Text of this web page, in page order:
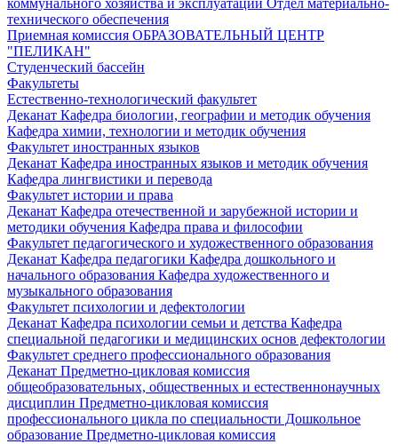
технического обеспечения
Приемная комиссия ОБРАЗОВАТЕЛЬНЫЙ ЦЕНТР
"ПЕЛИКАН"
Студенческий бассейн
Факультеты
Естественно-технологический факультет
Деканат Кафедра биологии, географии и методик обучения
Кафедра химии, технологии и методик обучения
Факультет иностранных языков
Деканат Кафедра иностранных языков и методик обучения
Кафедра лингвистики и перевода
Факультет истории и права
Деканат Кафедра отечественной и зарубежной истории и
методики обучения Кафедра права и философии
Факультет педагогического и художественного образования
Деканат Кафедра педагогики Кафедра дошкольного и
начального образования Кафедра художественного и
музыкального образования
Факультет психологии и дефектологии
Деканат Кафедра психологии семьи и детства Кафедра
специальной педагогики и медицинских основ дефектологии
Факультет среднего профессионального образования
Деканат Предметно-цикловая комиссия
общеобразовательных, общественных и естественнонаучных
дисциплин Предметно-цикловая комиссия
профессионального цикла по специальности Дошкольное
образование Предметно-цикловая комиссия